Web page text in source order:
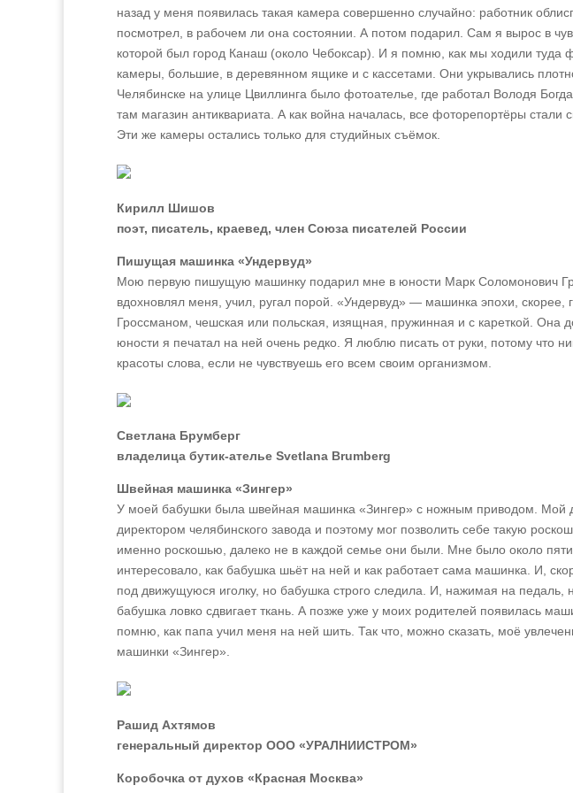
назад у меня появилась такая камера совершенно случайно: работник
посмотрел, в рабочем ли она состоянии. А потом подарил. Сам я вырос в
которой был город Канаш (около Чебоксар). И я помню, как мы ходили туда
камеры, большие, в деревянном ящике и с кассетами. Они укрывались
Челябинске на улице Цвиллинга было фотоателье, где работал Володя
там магазин антиквариата. А как война началась, все фоторепортёры стали
Эти же камеры остались только для студийных съёмок.
Кирилл Шишов
поэт, писатель, краевед, член Союза писателей России
Пишущая машинка «Ундервуд»
Мою первую пишущую машинку подарил мне в юности Марк Соломонович
вдохновлял меня, учил, ругал порой. «Ундервуд» — машинка эпохи, скорее,
Гроссманом, чешская или польская, изящная, пружинная и с кареткой. Она
юности я печатал на ней очень редко. Я люблю писать от руки, потому что
красоты слова, если не чувствуешь его всем своим организмом.
Светлана Брумберг
владелица бутик-ателье Svetlana Brumberg
Швейная машинка «Зингер»
У моей бабушки была швейная машинка «Зингер» с ножным приводом. Мой
директором челябинского завода и поэтому мог позволить себе такую
именно роскошью, далеко не в каждой семье они были. Мне было около
интересовало, как бабушка шьёт на ней и как работает сама машинка. И,
под движущуюся иголку, но бабушка строго следила. И, нажимая на педаль,
бабушка ловко сдвигает ткань. А позже уже у моих родителей появилась
помню, как папа учил меня на ней шить. Так что, можно сказать, моё
машинки «Зингер».
Рашид Ахтямов
генеральный директор ООО «УРАЛНИИСТРОМ»
Коробочка от духов «Красная Москва»